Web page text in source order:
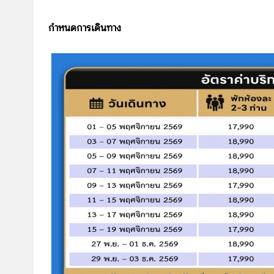
บริษัทเบสเฟรนด์ ฮอลิเดย์
เส้นทางที่ต้องการ
ทัวร์ต่างประเทศ
จัดกรุ๊ปต่างประเทศ
กำหนดการเดินทาง